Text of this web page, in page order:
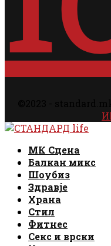
Facebook
Instagram
Email
Rss
МК Сцена
Балкан микс
Шоубиз
Здравје
Храна
Стил
Фитнес
Секс и врски